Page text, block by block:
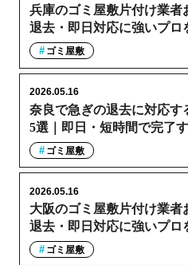
兵庫のゴミ屋敷片付け業者
退去・即日対応に強いプロ
ゴミ屋敷
奈良で急ぎの退去に対応す
5選｜即日・短時間で完了
2026.05.16
ゴミ屋敷
大阪のゴミ屋敷片付け業者
退去・即日対応に強いプロ
2026.05.16
ゴミ屋敷